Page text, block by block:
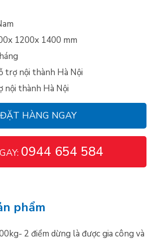
1200x 1400 mm
trợ nội thành Hà Nội
nội thành Hà Nội
ĐẶT HÀNG NGAY
0944 654 584
phẩm
2 điểm dừng là được gia công và